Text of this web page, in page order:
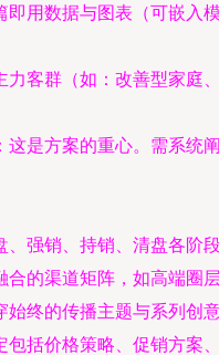
即用数据与图表（可嵌入
力客群（如：改善型家
：这是方案的重心。需系统
强销、持销、清盘各阶
合的渠道矩阵，如高端圈
始终的传播主题与系列创
包括价格策略、促销方案